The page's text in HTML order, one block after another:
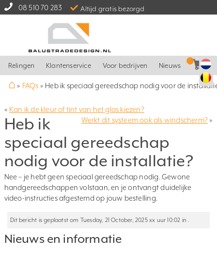
08 510 70 283 Altijd gratis bezorgd
Relingen Klantenservice Voor bedrijven Nieuws
⌂ » FAQs » Heb ik speciaal gereedschap nodig voor de
« Kan ik de kleur of tint van het glas kiezen?
Werkt dit systeem ook als windscherm?»
Heb ik
speciaal gereedschap
nodig voor de installatie?
Nee – je hebt geen speciaal gereedschap nodig. Gewone
handgereedschappen volstaan, en je ontvangt duidelijke
video-instructies afgestemd op jouw bestelling.
Dit bericht is geplaatst om Tuesday, 21 October, 2025 xx uur 10:02 in .
Nieuws en informatie